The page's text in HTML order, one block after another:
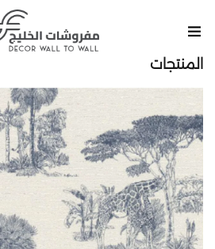
المنتجات